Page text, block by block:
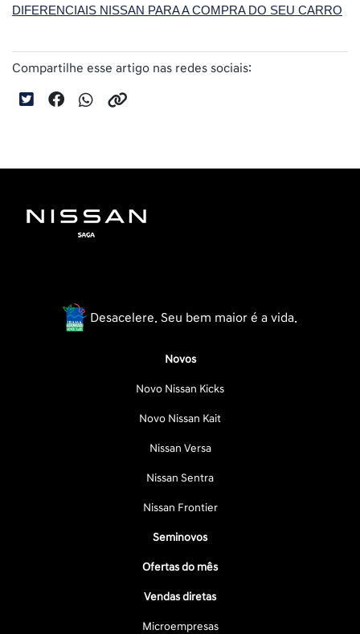
DIFERENCIAIS NISSAN PARA A COMPRA DO SEU CARRO
Compartilhe esse artigo nas redes sociais:
Desacelere. Seu bem maior é a vida.
Novos
Novo Nissan Kicks
Novo Nissan Kait
Nissan Versa
Nissan Sentra
Nissan Frontier
Seminovos
Ofertas do mês
Vendas diretas
Microempresas